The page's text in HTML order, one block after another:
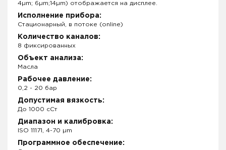
4µm; 6µm;14µm) отображается на дисплее.
Исполнение прибора:
Стационарный, в потоке (online)
Количество каналов:
8 фиксированных
Объект анализа:
Масла
Рабочее давление:
0,2 - 20 бар
Допустимая вязкость:
До 1000 сСт
Диапазон и калибровка:
ISO 11171, 4-70 µm
Программное обеспечение: